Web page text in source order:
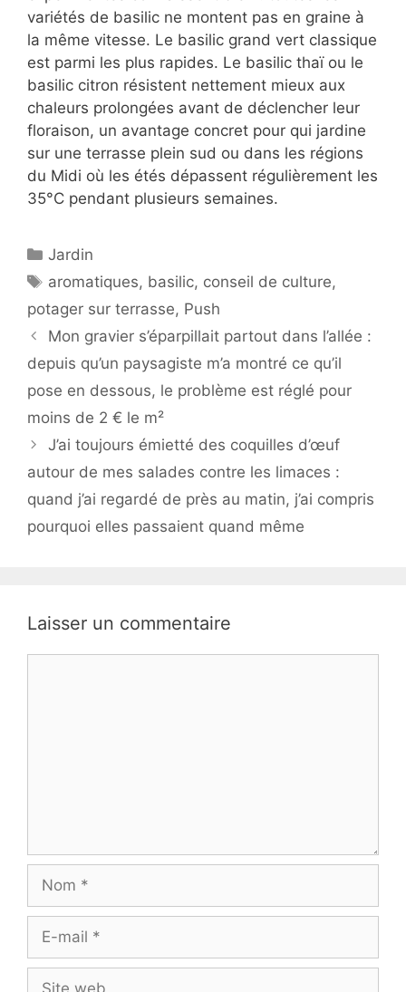
variétés de basilic ne montent pas en graine à
la même vitesse. Le basilic grand vert classique
est parmi les plus rapides. Le basilic thaï ou le
basilic citron résistent nettement mieux aux
chaleurs prolongées avant de déclencher leur
floraison, un avantage concret pour qui jardine
sur une terrasse plein sud ou dans les régions
du Midi où les étés dépassent régulièrement les
35°C pendant plusieurs semaines.
Catégories
Jardin
Étiquettes
aromatiques, basilic, conseil de culture,
potager sur terrasse, Push
Mon gravier s’éparpillait partout dans l’allée :
depuis qu’un paysagiste m’a montré ce qu’il
pose en dessous, le problème est réglé pour
moins de 2 € le m²
J’ai toujours émietté des coquilles d’œuf
autour de mes salades contre les limaces :
quand j’ai regardé de près au matin, j’ai compris
pourquoi elles passaient quand même
Laisser un commentaire
Nom
Site